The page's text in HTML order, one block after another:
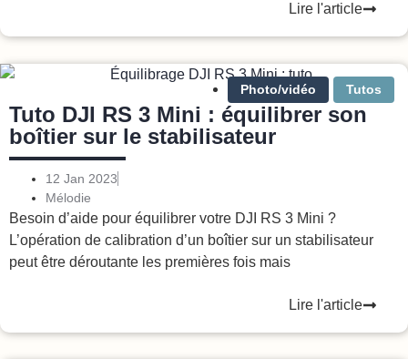
Lire l'article
Photo/vidéo Tutos
Tuto DJI RS 3 Mini : équilibrer son
boîtier sur le stabilisateur
12 Jan 2023
Mélodie
Besoin d’aide pour équilibrer votre DJI RS 3 Mini ?
L’opération de calibration d’un boîtier sur un stabilisateur
peut être déroutante les premières fois mais
Lire l'article